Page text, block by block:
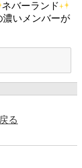
ネバーランド
いメンバーが
る